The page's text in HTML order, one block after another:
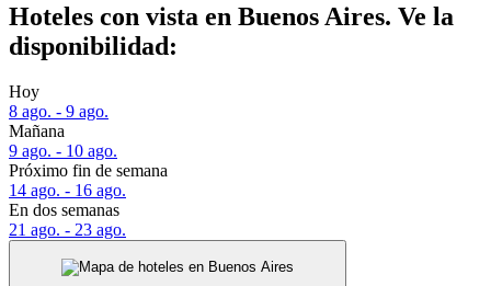
Hoteles con vista en Buenos Aires. Ve la
disponibilidad:
Hoy
8 ago. - 9 ago.
Mañana
9 ago. - 10 ago.
Próximo fin de semana
14 ago. - 16 ago.
En dos semanas
21 ago. - 23 ago.